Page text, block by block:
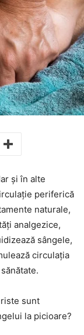
și în alte
periferică
naturale,
analgezice,
sângele,
circulația
sunt
la picioare?